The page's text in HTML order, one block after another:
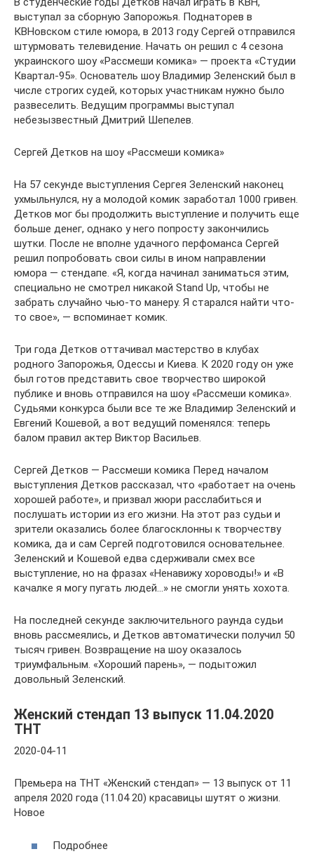
выступал за сборную Запорожья. Поднаторев в
КВНовском стиле юмора, в 2013 году Сергей отправился
штурмовать телевидение. Начать он решил с 4 сезона
украинского шоу «Рассмеши комика» — проекта «Студии
Квартал-95». Основатель шоу Владимир Зеленский был в
числе строгих судей, которых участникам нужно было
развеселить. Ведущим программы выступал
небезызвестный Дмитрий Шепелев.
Сергей Детков на шоу «Рассмеши комика»
На 57 секунде выступления Сергея Зеленский наконец
ухмыльнулся, ну а молодой комик заработал 1000 гривен.
Детков мог бы продолжить выступление и получить еще
больше денег, однако у него попросту закончились
шутки. После не вполне удачного перфоманса Сергей
решил попробовать свои силы в ином направлении
юмора — стендапе. «Я, когда начинал заниматься этим,
специально не смотрел никакой Stand Up, чтобы не
забрать случайно чью-то манеру. Я старался найти что-
то свое», — вспоминает комик.
Три года Детков оттачивал мастерство в клубах
родного Запорожья, Одессы и Киева. К 2020 году он уже
был готов представить свое творчество широкой
публике и вновь отправился на шоу «Рассмеши комика».
Судьями конкурса были все те же Владимир Зеленский и
Евгений Кошевой, а вот ведущий поменялся: теперь
балом правил актер Виктор Васильев.
Сергей Детков — Рассмеши комика Перед началом
выступления Детков рассказал, что «работает на очень
хорошей работе», и призвал жюри расслабиться и
послушать истории из его жизни. На этот раз судьи и
зрители оказались более благосклонны к творчеству
комика, да и сам Сергей подготовился основательнее.
Зеленский и Кошевой едва сдерживали смех все
выступление, но на фразах «Ненавижу хороводы!» и «В
качалке я могу пугать людей…» не смогли унять хохота.
На последней секунде заключительного раунда судьи
вновь рассмеялись, и Детков автоматически получил 50
тысяч гривен. Возвращение на шоу оказалось
триумфальным. «Хороший парень», — подытожил
довольный Зеленский.
Женский стендап 13 выпуск 11.04.2020
ТНТ
2020-04-11
Премьера на ТНТ «Женский стендап» — 13 выпуск от 11
апреля 2020 года (11.04 20) красавицы шутят о жизни.
Новое
Подробнее